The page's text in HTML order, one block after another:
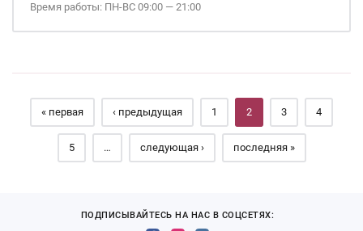
Время работы: ПН-ВС 09:00 — 21:00
Страницы
« первая ‹ предыдущая 1 2 3 4
5 … следующая › последняя »
ПОДПИСЫВАЙТЕСЬ НА НАС В СОЦСЕТЯХ: